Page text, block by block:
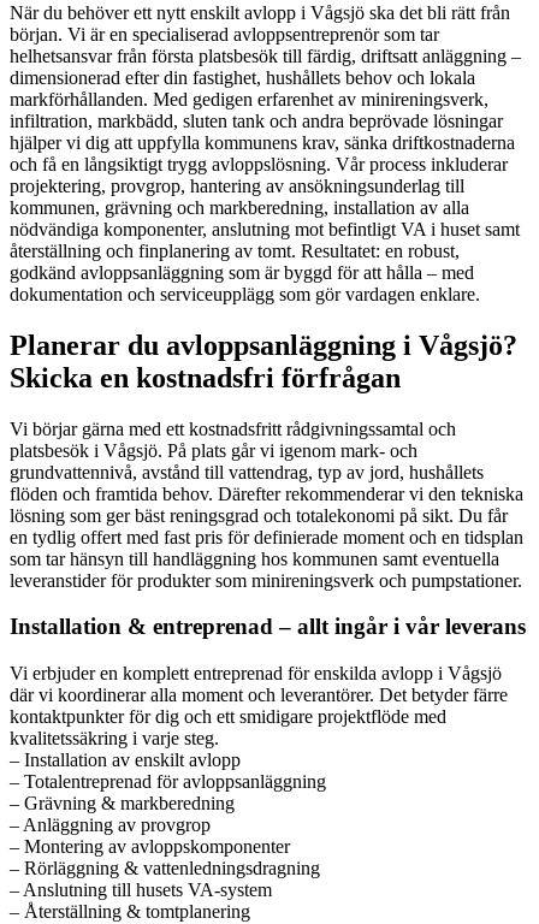
När du behöver ett nytt enskilt avlopp i Vågsjö ska det bli rätt från
början. Vi är en specialiserad avloppsentreprenör som tar
helhetsansvar från första platsbesök till färdig, driftsatt anläggning –
dimensionerad efter din fastighet, hushållets behov och lokala
markförhållanden. Med gedigen erfarenhet av minireningsverk,
infiltration, markbädd, sluten tank och andra beprövade lösningar
hjälper vi dig att uppfylla kommunens krav, sänka driftkostnaderna
och få en långsiktigt trygg avloppslösning. Vår process inkluderar
projektering, provgrop, hantering av ansökningsunderlag till
kommunen, grävning och markberedning, installation av alla
nödvändiga komponenter, anslutning mot befintligt VA i huset samt
återställning och finplanering av tomt. Resultatet: en robust,
godkänd avloppsanläggning som är byggd för att hålla – med
dokumentation och serviceupplägg som gör vardagen enklare.
Planerar du avloppsanläggning i Vågsjö?
Skicka en kostnadsfri förfrågan
Vi börjar gärna med ett kostnadsfritt rådgivningssamtal och
platsbesök i Vågsjö. På plats går vi igenom mark- och
grundvattennivå, avstånd till vattendrag, typ av jord, hushållets
flöden och framtida behov. Därefter rekommenderar vi den tekniska
lösning som ger bäst reningsgrad och totalekonomi på sikt. Du får
en tydlig offert med fast pris för definierade moment och en tidsplan
som tar hänsyn till handläggning hos kommunen samt eventuella
leveranstider för produkter som minireningsverk och pumpstationer.
Installation & entreprenad – allt ingår i vår leverans
Vi erbjuder en komplett entreprenad för enskilda avlopp i Vågsjö
där vi koordinerar alla moment och leverantörer. Det betyder färre
kontaktpunkter för dig och ett smidigare projektflöde med
kvalitetssäkring i varje steg.
– Installation av enskilt avlopp
– Totalentreprenad för avloppsanläggning
– Grävning & markberedning
– Anläggning av provgrop
– Montering av avloppskomponenter
– Rörläggning & vattenledningsdragning
– Anslutning till husets VA-system
– Återställning & tomtplanering